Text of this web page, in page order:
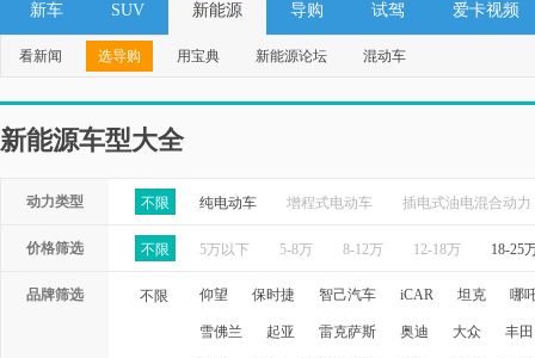
新车 SUV 新能源 导购 试驾 爱卡视频
看新闻 选导购 用宝典 新能源论坛 混动车
新能源车型大全
动力类型 不限 纯电动车 增程式电动车 插电式油电混合动力
价格筛选 不限 5万以下 5-8万 8-12万 12-18万 18-25
品牌筛选 不限 仰望 保时捷 智己汽车 iCAR 坦克 哪
雪佛兰 起亚 雷克萨斯 奥迪 大众 丰田